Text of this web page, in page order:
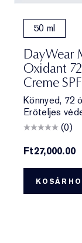
50 ml
DayWear
Oxidant
Creme
Könnyed, 72
Erőteljes
(0)
Ft27,000.00